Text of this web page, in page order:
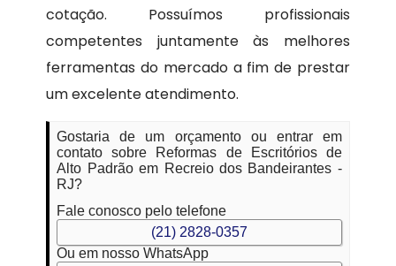
cotação. Possuímos profissionais
competentes juntamente às melhores
ferramentas do mercado a fim de prestar
um excelente atendimento.
Gostaria de um orçamento ou entrar em
contato sobre Reformas de Escritórios de
Alto Padrão em Recreio dos Bandeirantes -
RJ?
Fale conosco pelo telefone
(21) 2828-0357
Ou em nosso WhatsApp